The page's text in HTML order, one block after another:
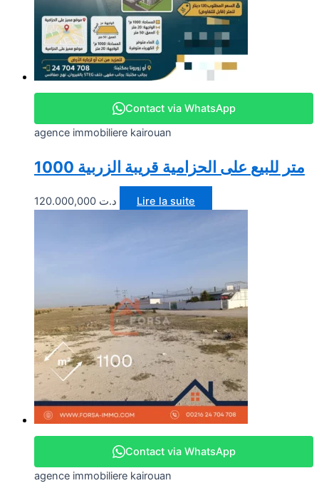
Contact via WhatsApp
agence immobiliere kairouan
1000 متر للبيع على الحزامية قريبة الزربية
د.ت Lire la suite
Contact via WhatsApp
agence immobiliere kairouan